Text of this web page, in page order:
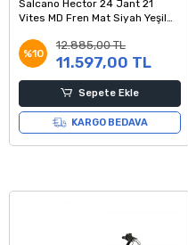
Salcano Hector 24 Jant 21
Vites MD Fren Mat Siyah Yeşil
%10
12.885,00 TL
11.597,00 TL
Sepete Ekle
KARGO BEDAVA